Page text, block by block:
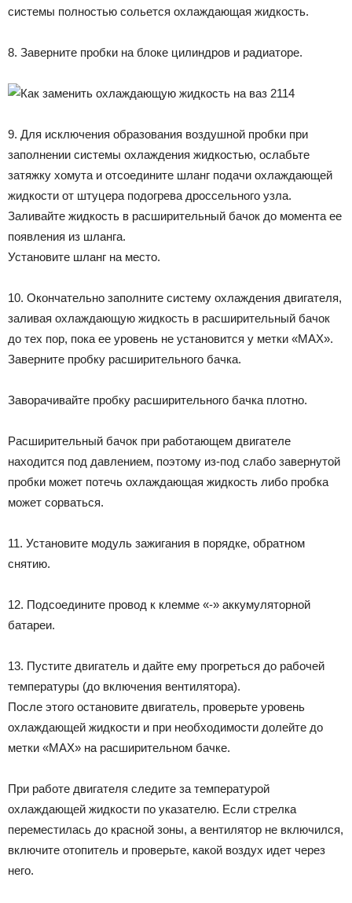
системы полностью сольется охлаждающая жидкость.
8. Заверните пробки на блоке цилиндров и радиаторе.
9. Для исключения образования воздушной пробки при
заполнении системы охлаждения жидкостью, ослабьте
затяжку хомута и отсоедините шланг подачи охлаждающей
жидкости от штуцера подогрева дроссельного узла.
Заливайте жидкость в расширительный бачок до момента ее
появления из шланга.
Установите шланг на место.
10. Окончательно заполните систему охлаждения двигателя,
заливая охлаждающую жидкость в расширительный бачок
до тех пор, пока ее уровень не установится у метки «МАХ».
Заверните пробку расширительного бачка.
Заворачивайте пробку расширительного бачка плотно.
Расширительный бачок при работающем двигателе
находится под давлением, поэтому из-под слабо завернутой
пробки может потечь охлаждающая жидкость либо пробка
может сорваться.
11. Установите модуль зажигания в порядке, обратном
снятию.
12. Подсоедините провод к клемме «-» аккумуляторной
батареи.
13. Пустите двигатель и дайте ему прогреться до рабочей
температуры (до включения вентилятора).
После этого остановите двигатель, проверьте уровень
охлаждающей жидкости и при необходимости долейте до
метки «МАХ» на расширительном бачке.
При работе двигателя следите за температурой
охлаждающей жидкости по указателю. Если стрелка
переместилась до красной зоны, а вентилятор не включился,
включите отопитель и проверьте, какой воздух идет через
него.